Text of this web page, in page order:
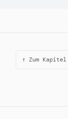
↑ Zum Kapitel